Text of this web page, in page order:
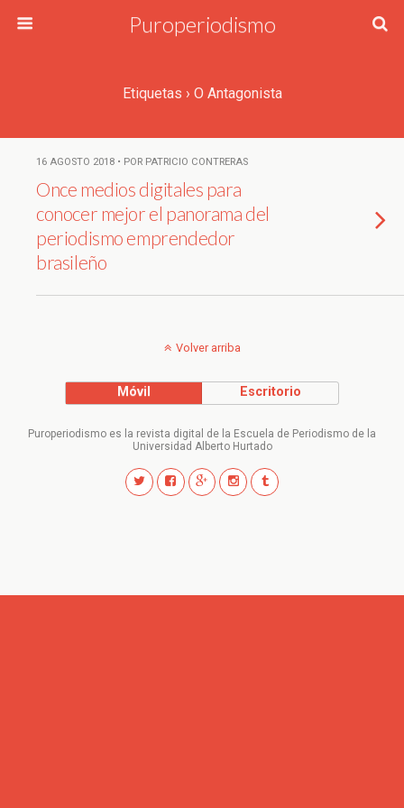
Puroperiodismo
Etiquetas › O Antagonista
16 AGOSTO 2018 • POR PATRICIO CONTRERAS
Once medios digitales para
conocer mejor el panorama del
periodismo emprendedor
brasileño
Volver arriba
Móvil Escritorio
Puroperiodismo es la revista digital de la Escuela de Periodismo de la
Universidad Alberto Hurtado